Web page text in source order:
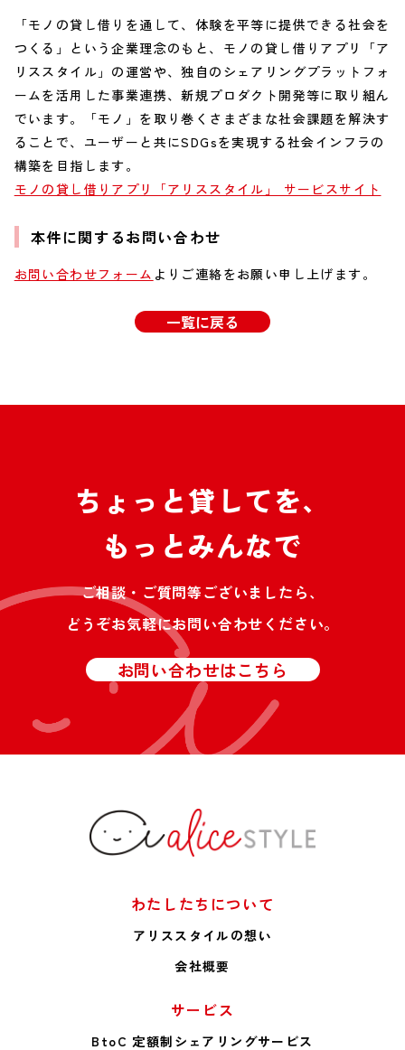
「モノの貸し借りを通して、体験を平等に提供できる社会を
つくる」という企業理念のもと、モノの貸し借りアプリ「ア
リススタイル」の運営や、独自のシェアリングプラットフォ
ームを活用した事業連携、新規プロダクト開発等に取り組ん
でいます。「モノ」を取り巻くさまざまな社会課題を解決す
ることで、ユーザーと共にSDGsを実現する社会インフラの
構築を目指します。
モノの貸し借りアプリ「アリススタイル」 サービスサイト
本件に関するお問い合わせ
お問い合わせフォーム よりご連絡をお願い申し上げます。
一覧に戻る
ちょっと貸してを、
もっとみんなで
ご相談・ご質問等ございましたら、
どうぞお気軽にお問い合わせください。
お問い合わせはこちら
わたしたちについて
アリススタイルの想い
会社概要
サービス
BtoC 定額制シェアリングサービス